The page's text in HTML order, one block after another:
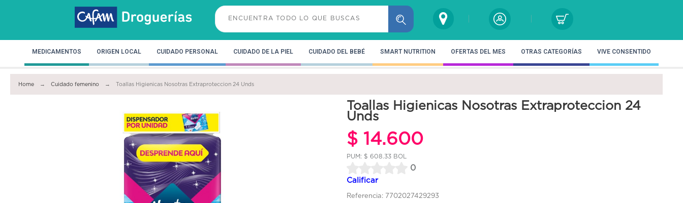
MEDICAMENTOS ORIGEN LOCAL CUIDADO PERSONAL CUIDADO DE LA PIEL CUIDADO DEL BEBÉ SMART NUTRITION OFERTAS DEL MES OTRAS CATEGORÍAS VIVE CONSENTIDO
Home Cuidado femenino Toallas Higienicas Nosotras Extraproteccion 24 Unds
Toallas Higienicas Nosotras Extraproteccion 24
Unds
$ 14.600
PUM: $ 608.33 BOL
0
Calificar
Referencia: 7702027429293